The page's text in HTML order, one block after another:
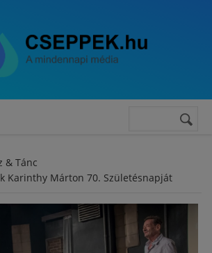
Keresés
& Tánc
Karinthy Márton 70. Születésnapját